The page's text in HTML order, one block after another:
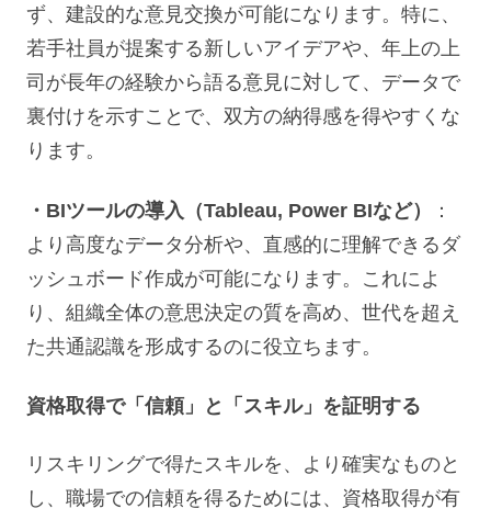
ず、建設的な意見交換が可能になります。特に、
若手社員が提案する新しいアイデアや、年上の上
司が長年の経験から語る意見に対して、データで
裏付けを示すことで、双方の納得感を得やすくな
ります。
・BIツールの導入（Tableau, Power BIなど）
：
より高度なデータ分析や、直感的に理解できるダ
ッシュボード作成が可能になります。これによ
り、組織全体の意思決定の質を高め、世代を超え
た共通認識を形成するのに役立ちます。
資格取得で「信頼」と「スキル」を証明する
リスキリングで得たスキルを、より確実なものと
し、職場での信頼を得るためには、資格取得が有